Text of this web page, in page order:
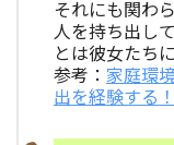
それにも関わ
人を持ち出し
とは彼女たち
参考： 家庭環
出を経験する